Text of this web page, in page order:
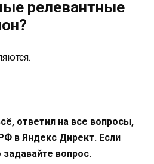
релевантные
ответил на все вопросы,
в Яндекс Директ. Если
вопрос.